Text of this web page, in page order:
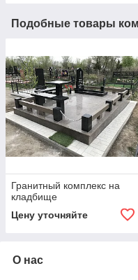
Подобные товары
Гранитный комплекс на
кладбище
Цену уточняйте
О нас